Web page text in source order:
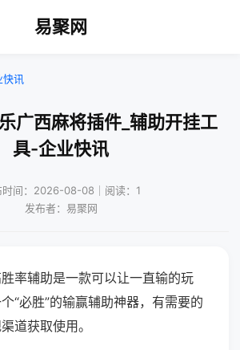
易聚网
快讯
广西麻将插件_辅助开挂工
具-企业快讯
时间：2026-08-08｜阅读：1
发布者：易聚网
率辅助是一款可以让一直输的玩
“必胜”的输赢辅助神器，有需要的
道获取使用。